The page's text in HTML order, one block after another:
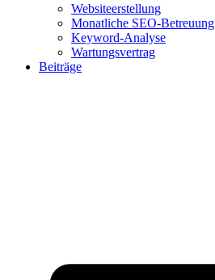
Websiteerstellung
Monatliche SEO-Betreuung
Keyword-Analyse
Wartungsvertrag
Beiträge